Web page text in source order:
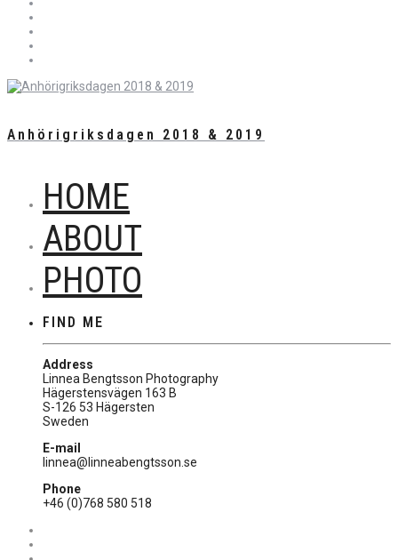
Anhörigriksdagen 2018 & 2019
HOME
ABOUT
PHOTO
FIND ME
Address
Linnea Bengtsson Photography
Hägerstensvägen 163 B
S-126 53 Hägersten
Sweden
E-mail
linnea@linneabengtsson.se
Phone
+46 (0)768 580 518